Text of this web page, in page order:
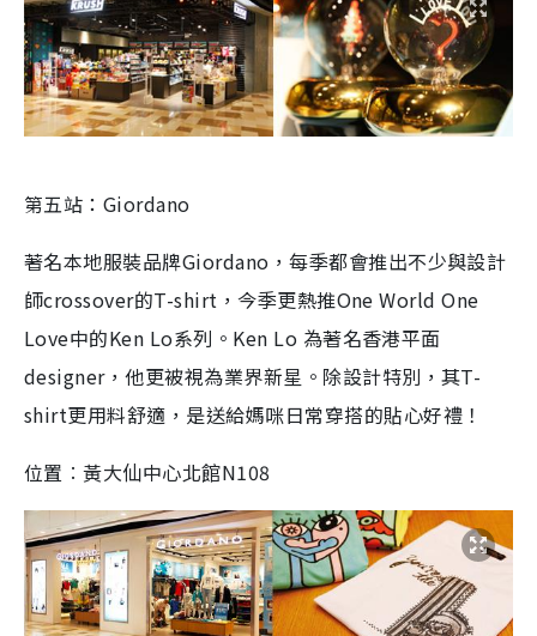
第五站：Giordano
著名本地服裝品牌Giordano，每季都會推出不少與設計
師crossover的T-shirt，今季更熱推One World One
Love中的Ken Lo系列。Ken Lo 為著名香港平面
designer，他更被視為業界新星。除設計特別，其T-
shirt更用料舒適，是送給媽咪日常穿搭的貼心好禮！
位置︰黃大仙中心北館N108